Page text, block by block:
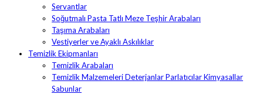
Servantlar
Soğutmalı Pasta Tatlı Meze Teşhir Arabaları
Taşıma Arabaları
Vestiyerler ve Ayaklı Askılıklar
Temizlik Ekipmanları
Temizlik Arabaları
Temizlik Malzemeleri Deterjanlar Parlatıcılar Kimyasallar
Sabunlar